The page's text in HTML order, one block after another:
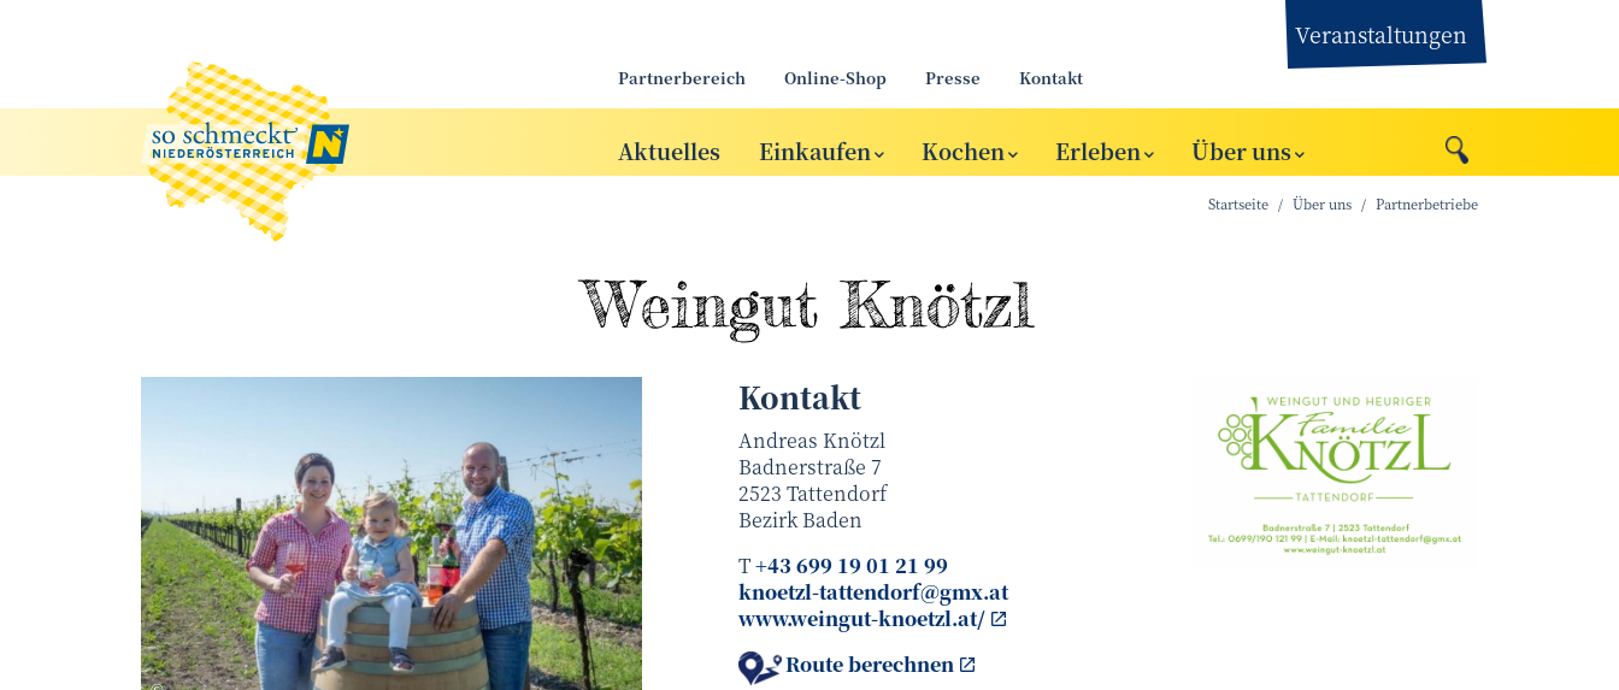
Partnerbereich Online-Shop Presse Kontakt
Veranstaltungen
Aktuelles Einkaufen Kochen Erleben Über uns
Startseite Über uns Partnerbetriebe
Weingut Knötzl
Kontakt
Andreas Knötzl
Badnerstraße 7
2523 Tattendorf
BezirkBaden
T+43 699 19 01 21 99
knoetzl-tattendorf@gmx.at
www.weingut-knoetzl.at/
Route berechnen